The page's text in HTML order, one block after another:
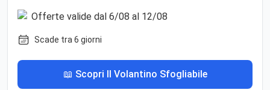
Scade tra 6 giorni
📖 Scopri Il Volantino Sfogliabile